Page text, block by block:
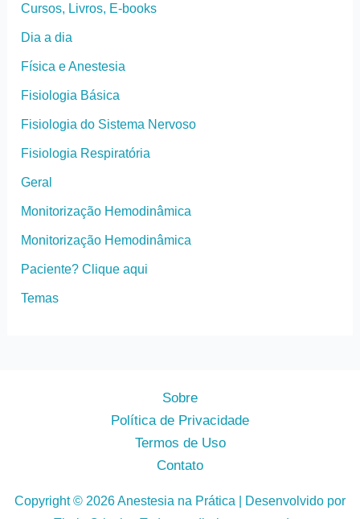
Cursos, Livros, E-books
Dia a dia
Física e Anestesia
Fisiologia Básica
Fisiologia do Sistema Nervoso
Fisiologia Respiratória
Geral
Monitorização Hemodinâmica
Monitorização Hemodinâmica
Paciente? Clique aqui
Temas
Sobre
Política de Privacidade
Termos de Uso
Contato
Copyright © 2026 Anestesia na Prática | Desenvolvido por